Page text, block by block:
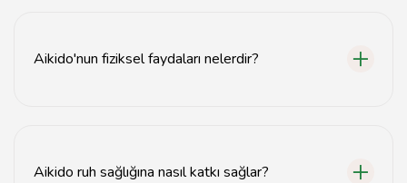
Aikido'nun fiziksel faydaları nelerdir?
Aikido ruh sağlığına nasıl katkı sağlar?